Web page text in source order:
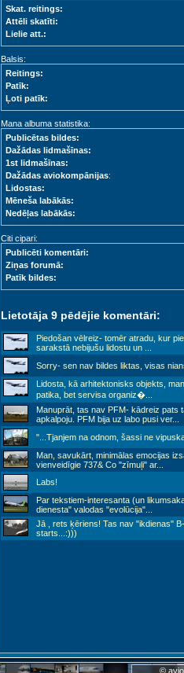
Skat. reitings:
Attēli skatīti:
Lielie att.:
Balsis:
Reitings:
Patīk:
Ļoti patīk:
Mana albuma statistika:
Publicētas bildes:
Dažādas lidmašīnas:
1st lidmašīnas:
Dažādas aviokompānijas:
Lidostas:
Mēneša labākās:
Nedēļas labākās:
Citi cipari:
Publicēti komentāri:
Ziņas forumā:
Patīk bildes:
Lietotāja 9 pēdējie komentāri:
Piedošan vēlreiz- tomēr atradu, kur
sarakstā nebijušu lidostu un
Sorry- sen nav bildes liktas, visas
Lidosta, kā arhitektonisks objekts,
patika, bet servisa organiz�
Manuprāt, tas nav PFM- kādreiz pats
apkalpoju. PFM bija uz labo pusi ver...
"...Tjanjem na odnom, šassi ne
Man, savukārt, minimālas emocijas
vienveidīgie 737& Co "zīmuļi" ar...
Labs!
Par tekstiem-interesanta (un
dienesta" valodas "evolūcija"
Jā , rets ķēriens! Tas nav "ikdienas"
starts...:)))
©